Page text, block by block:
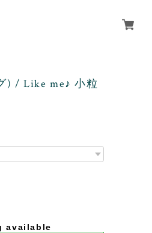
) / Like me♪ 小粒
available